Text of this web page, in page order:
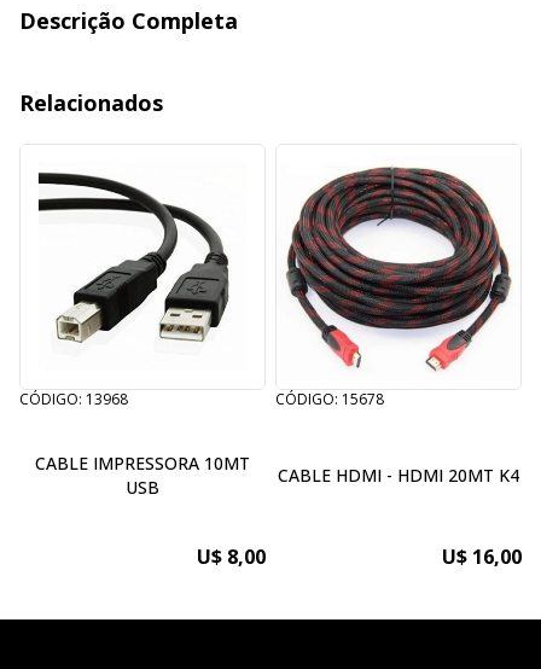
Descrição Completa
Relacionados
CÓDIGO: 13968
CABLE IMPRESSORA 10MT
USB
U$ 8,00
CÓDIGO: 15678
CABLE HDMI - HDMI 20MT K4
U$ 16,00